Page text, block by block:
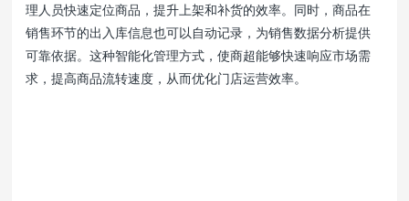
理人员快速定位商品，提升上架和补货的效率。同时，商品在
销售环节的出入库信息也可以自动记录，为销售数据分析提供
可靠依据。这种智能化管理方式，使商超能够快速响应市场需
求，提高商品流转速度，从而优化门店运营效率。